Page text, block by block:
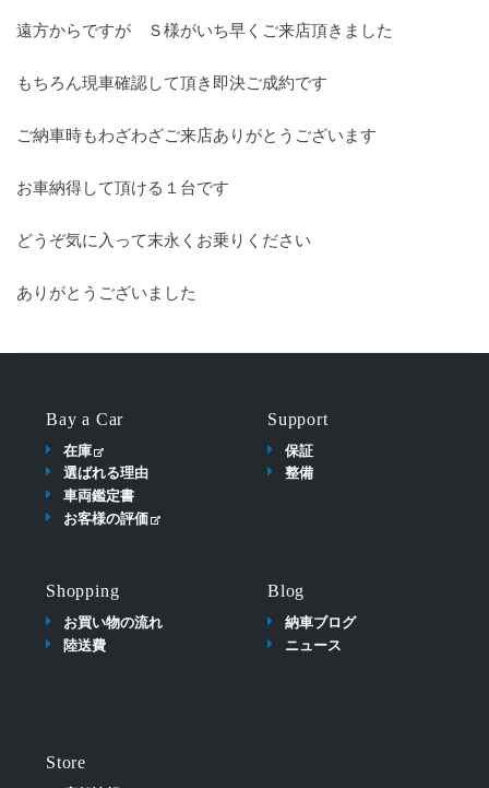
遠方からですが Ｓ様がいち早くご来店頂きました
もちろん現車確認して頂き即決ご成約です
ご納車時もわざわざご来店ありがとうございます
お車納得して頂ける１台です
どうぞ気に入って末永くお乗りください
ありがとうございました
Bay a Car
在庫
選ばれる理由
車両鑑定書
お客様の評価
Support
保証
整備
Shopping
お買い物の流れ
陸送費
Blog
納車ブログ
ニュース
Store